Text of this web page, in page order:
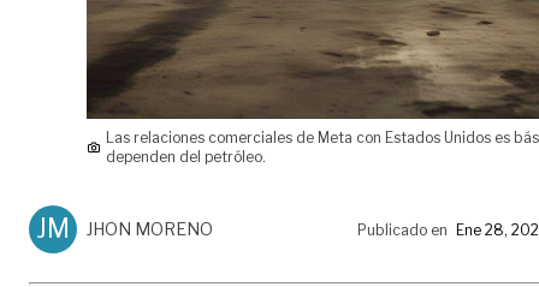
Las relaciones comerciales de Meta con Estados Unidos es
dependen del petróleo.
JM JHON MORENO Publicado en Ene 28,